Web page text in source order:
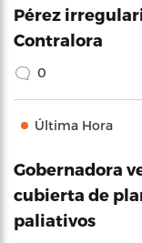
Pérez
Contralora
0
Última Hora
Gobernadora
cubierta de
paliativos